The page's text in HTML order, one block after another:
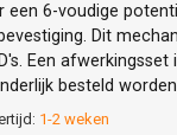
een 6-voudige
Dit
Een afwerkingsset
besteld
1-2 weken